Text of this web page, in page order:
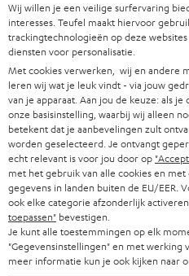
YAMAHA CD-S303
Kwaliteits cd-speler met
indrukwekkend geluid en
hoogwaardige afwerking
€ 379, 00
Wij willen je een veilige surfervaring
interesses. Teufel maakt hiervoor
trackingtechnologieën op deze
diensten voor personalisatie.
Met cookies verwerken, wij en andere
leren wij wat je leuk vindt - via jouw
van je apparaat. Aan jou de keuze: als je
onze basisinstelling, waarbij wij alleen
betekent dat je aanbevelingen zult
worden geselecteerd. Je ontvangt
echt relevant is voor jou door op
met het gebruik van alle cookies en
gegevens in landen buiten de EU/EER.
ook elke categorie afzonderlijk
toepassen" bevestigen.
Je kunt alle toestemmingen op elk
"Gegevensinstellingen" en met
meer informatie kun je ook kijken naar